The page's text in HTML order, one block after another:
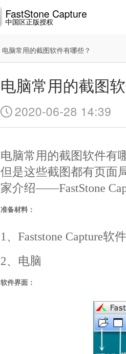
FastStone Capture
中国区正版授权
电脑常用的截图软件有哪些？
电脑常用的截图
 2020-06-28 14:39
电脑常用的截图软件有
但是这些截图都有页面
家介绍——FastStone
准备材料：
1、Faststone Capture软
2、电脑
软件界面：